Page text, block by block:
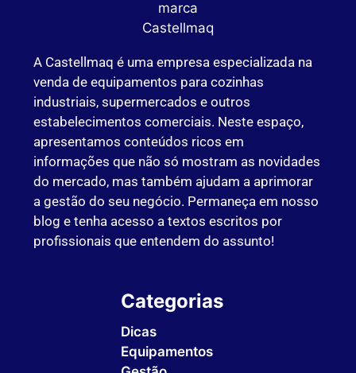
A Castellmaq é uma empresa especializada na
venda de equipamentos para cozinhas
industriais, supermercados e outros
estabelecimentos comerciais. Neste espaço,
apresentamos conteúdos ricos em
informações que não só mostram as novidades
do mercado, mas também ajudam a aprimorar
a gestão do seu negócio. Permaneça em nosso
blog e tenha acesso a textos escritos por
profissionais que entendem do assunto!
Categorias
Dicas
Equipamentos